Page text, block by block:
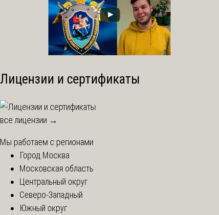
Лицензии и сертификаты
все лицензии →
Мы работаем с регионами
Город Москва
Московская область
Центральный округ
Северо-Западный
Южный округ